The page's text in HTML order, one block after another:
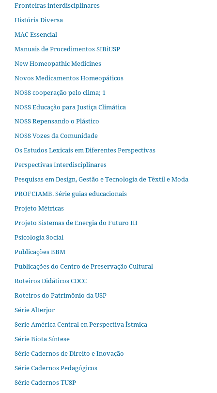
Fronteiras interdisciplinares
História Diversa
MAC Essencial
Manuais de Procedimentos SIBiUSP
New Homeopathic Medicines
Novos Medicamentos Homeopáticos
NOSS cooperação pelo clima; 1
NOSS Educação para Justiça Climática
NOSS Repensando o Plástico
NOSS Vozes da Comunidade
Os Estudos Lexicais em Diferentes Perspectivas
Perspectivas Interdisciplinares
Pesquisas em Design, Gestão e Tecnologia de Têxtil e Moda
PROFCIAMB. Série guias educacionais
Projeto Métricas
Projeto Sistemas de Energia do Futuro III
Psicologia Social
Publicações BBM
Publicações do Centro de Preservação Cultural
Roteiros Didáticos CDCC
Roteiros do Patrimônio da USP
Série Alterjor
Serie América Central en Perspectiva Ístmica
Série Biota Síntese
Série Cadernos de Direito e Inovação
Série Cadernos Pedagógicos
Série Cadernos TUSP